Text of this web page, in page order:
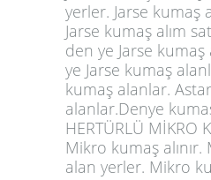
yerler. Jarse kumaş
Jarse kumaş alım
den ye Jarse
ye Jarse kumaş
kumaş alanlar.
alanlar.Denye
HERTÜRLÜ MİKRO
Mikro kumaş
alan yerler. Mikro